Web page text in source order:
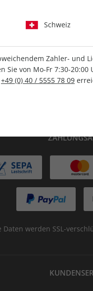
IHRE ABO-
Tolle
Daten werden SSL-
Schweiz
Zahler- und
Sie von Mo-Fr 7:30-
+49 (0) 40 / 5555 78 09